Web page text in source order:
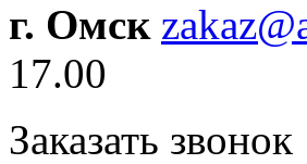
г. Омск
17.00
Заказать звонок